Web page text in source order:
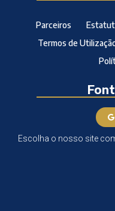
Parceiros
Termos de
Escolha o nosso site